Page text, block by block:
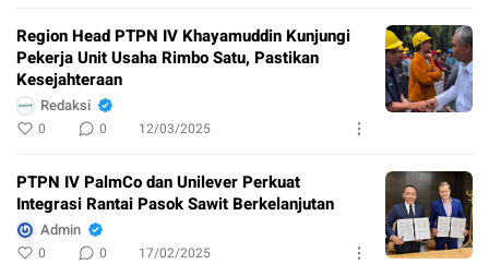
Region Head PTPN IV Khayamuddin Kunjungi
Pekerja Unit Usaha Rimbo Satu, Pastikan
Kesejahteraan
Redaksi
0 0 12/03/2025
PTPN IV PalmCo dan Unilever Perkuat
Integrasi Rantai Pasok Sawit Berkelanjutan
Admin
0 0 17/02/2025